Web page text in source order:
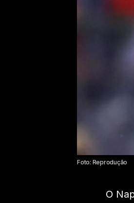
Foto: Reprodução
O